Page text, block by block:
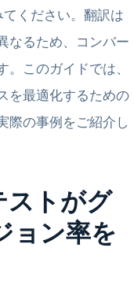
ください。翻訳は
なるため、コンバー
このガイドでは、
を最適化するための
際の事例をご紹介し
トがグ
ョン率を